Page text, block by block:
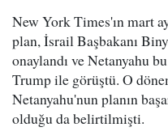
New York Times'ın mart
plan, İsrail Başbakanı
onaylandı ve Netanyahu
Trump ile görüştü. O
Netanyahu'nun planın
olduğu da belirtilmişti.